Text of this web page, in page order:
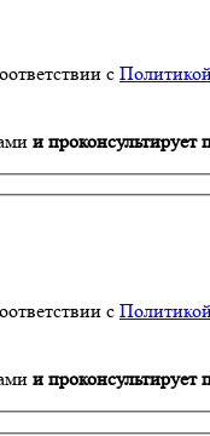
с
и проконсультирует
с
и проконсультирует